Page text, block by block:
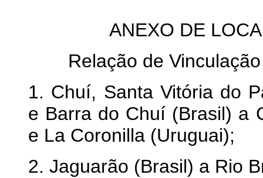
ANEXO DE
Relação de
1. Chuí, Santa Vitória do
e Barra do Chuí (Brasil) a
e La Coronilla (Uruguai);
2. Jaguarão (Brasil) a Rio